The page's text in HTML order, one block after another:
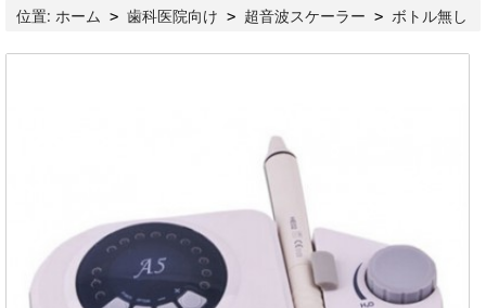
位置: ホーム > 歯科医院向け > 超音波スケーラー > ボトル無し